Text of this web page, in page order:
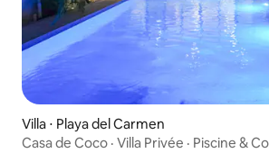
Villa ⋅ Playa del Carmen
Casa de Coco · Villa Privée · Piscine &